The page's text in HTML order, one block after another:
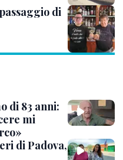
di
di 83 anni:
mi
di Padova,